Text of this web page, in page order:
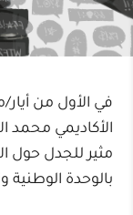
الأكاديمي محمد
مثير للجدل حول
بالوحدة